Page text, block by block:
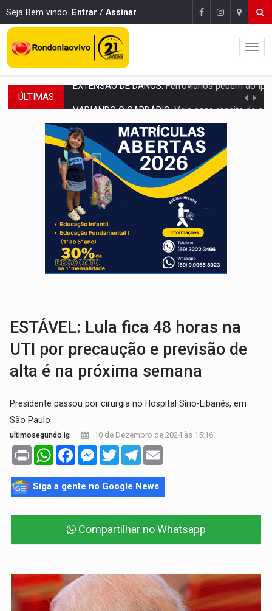
Seja Bem vindo. Entrar / Assinar
ÚLTIMAS Veja essa receita de carne assada para o
PREJUÍZO AOS ESTUDANTES:Greve dos professores em PVH é
POSSESSÃO DE DEBORAH LOGAN: Terror mistura mistério e filmagens
TRANSPARÊNCIA:TCE reúne candidatos ao Governo e apresenta
ELAS DECIDEM:Mulheres são maioria e representam 52% do eleitorado de
NO CARRO: Homem é preso com pistola 9mm durante abordagem da Força
TRÁGICO: Pai do 'Xandy Motocross' morre em
VÍDEO:Motorista de caminhonete morre preso às ferragens em colisão
ESTÁVEL: Lula fica 48 horas na
UTI por precaução e previsão de
alta é na próxima semana
Presidente passou por cirurgia no Hospital Sírio-Libanês, em
São Paulo
ultimosegundo.ig 10 de Dezembro de 2024 às 15:16
Print WhatsAppFacebookMessenger
TwitterTelegram
Siga a gente no Google News
Compartilhar no Whatsapp